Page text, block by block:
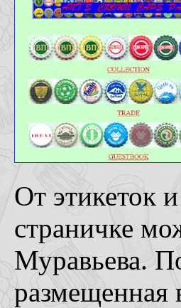
От этикеток
страничке
Муравьева.
размещенная